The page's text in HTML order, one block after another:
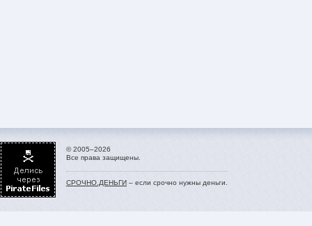
© 2005–2026
Все права защищены.
СРОЧНО.ДЕНЬГИ – если срочно нужны деньги.